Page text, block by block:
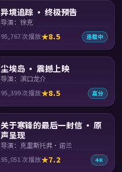
异境追踪 · 终极预告
导演：徐克
95,767次播放 8.5 连载中
尘埃岛 · 震撼上映
导演：滨口龙介
95,399次播放 8.5 高分
关于寒锋的最后一封信 · 原
声呈现
导演：克里斯托弗·诺兰
95,051次播放 7.2 4K